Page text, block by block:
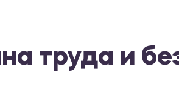
труда и